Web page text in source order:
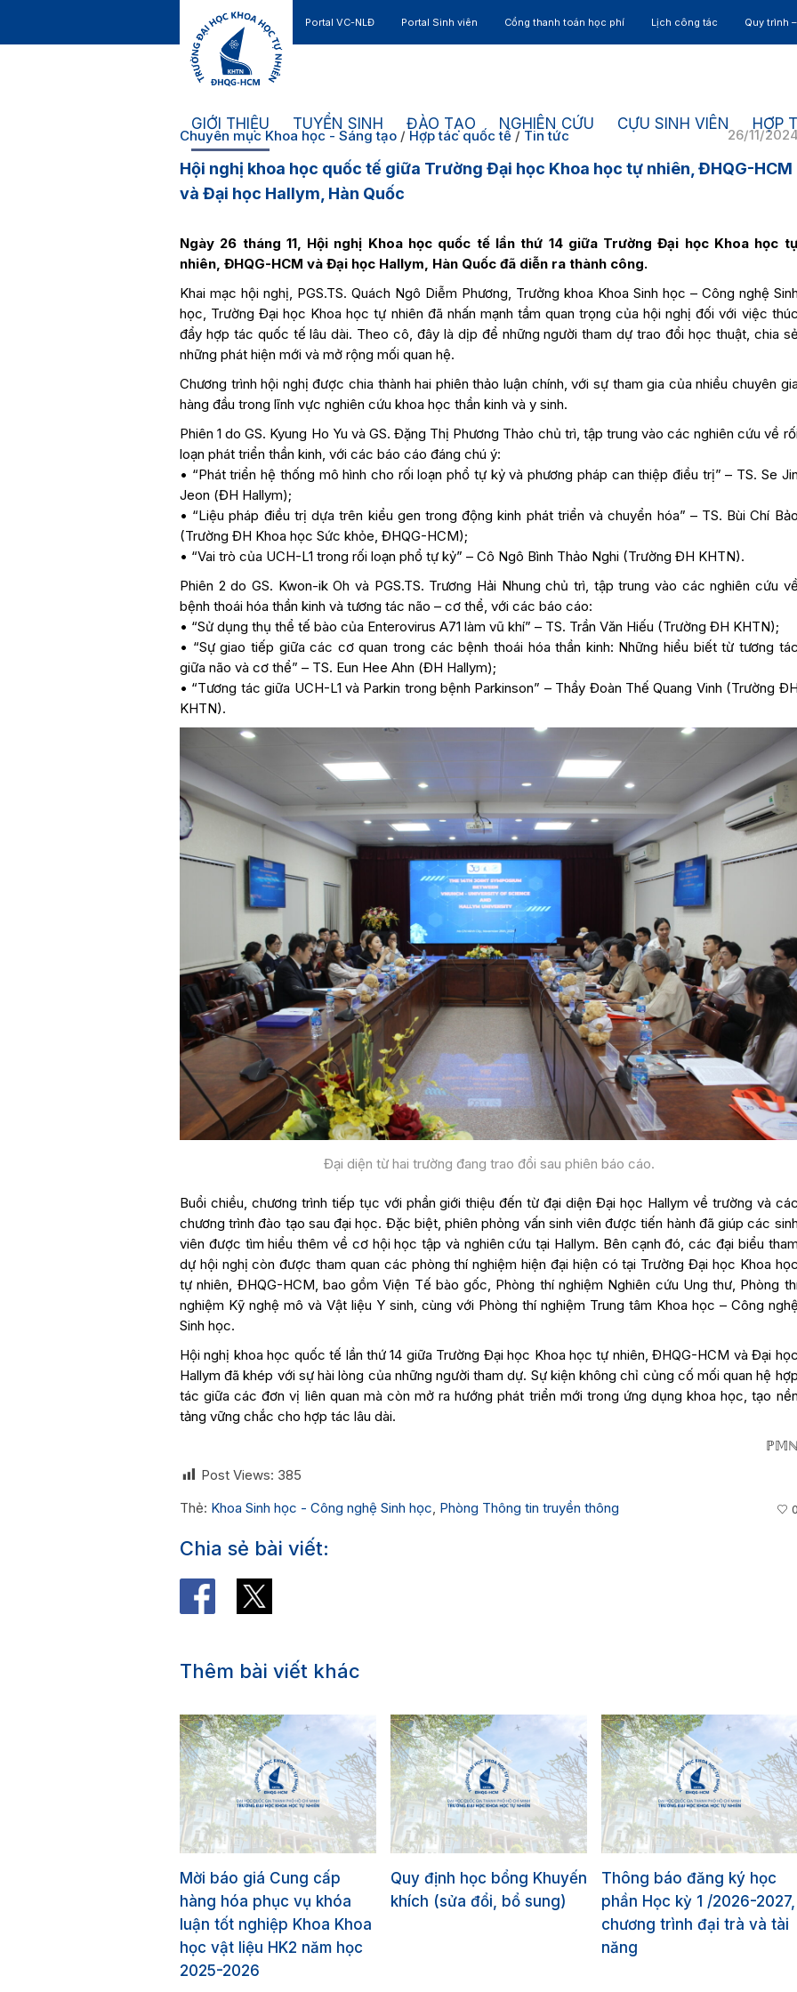
Portal VC-NLĐ Portal Sinh viên Cổng thanh toán học phí Lịch công tác Quy trình
GIỚI THIỆU TUYỂN SINH ĐÀO TẠO NGHIÊN CỨU CỰU SINH VIÊN HỢP
26/11/
Chuyên mục Khoa học - Sáng tạo / Hợp tác quốc tế / Tin tức
Hội nghị khoa học quốc tế giữa Trường Đại học Khoa học tự nhiên, ĐHQG-HCM
và Đại học Hallym, Hàn Quốc
Ngày 26 tháng 11, Hội nghị Khoa học quốc tế lần thứ 14 giữa Trường Đại học Khoa học
nhiên, ĐHQG-HCM và Đại học Hallym, Hàn Quốc đã diễn ra thành công.
Khai mạc hội nghị, PGS.TS. Quách Ngô Diễm Phương, Trưởng khoa Khoa Sinh học – Công nghệ Sinh
học, Trường Đại học Khoa học tự nhiên đã nhấn mạnh tầm quan trọng của hội nghị đối với việc thúc
đẩy hợp tác quốc tế lâu dài. Theo cô, đây là dịp để những người tham dự trao đổi học thuật, chia sẻ
những phát hiện mới và mở rộng mối quan hệ.
Chương trình hội nghị được chia thành hai phiên thảo luận chính, với sự tham gia của nhiều chuyên gia
hàng đầu trong lĩnh vực nghiên cứu khoa học thần kinh và y sinh.
Phiên 1 do GS. Kyung Ho Yu và GS. Đặng Thị Phương Thảo chủ trì, tập trung vào các nghiên cứu về rối
loạn phát triển thần kinh, với các báo cáo đáng chú ý:
• “Phát triển hệ thống mô hình cho rối loạn phổ tự kỷ và phương pháp can thiệp điều trị” – TS. Se Jin
Jeon (ĐH Hallym);
• “Liệu pháp điều trị dựa trên kiểu gen trong động kinh phát triển và chuyển hóa” – TS. Bùi Chí Bảo
(Trường ĐH Khoa học Sức khỏe, ĐHQG-HCM);
• “Vai trò của UCH-L1 trong rối loạn phổ tự kỷ” – Cô Ngô Bình Thảo Nghi (Trường ĐH KHTN).
Phiên 2 do GS. Kwon-ik Oh và PGS.TS. Trương Hải Nhung chủ trì, tập trung vào các nghiên cứu về
bệnh thoái hóa thần kinh và tương tác não – cơ thể, với các báo cáo:
• “Sử dụng thụ thể tế bào của Enterovirus A71 làm vũ khí” – TS. Trần Văn Hiếu (Trường ĐH KHTN);
• “Sự giao tiếp giữa các cơ quan trong các bệnh thoái hóa thần kinh: Những hiểu biết từ tương tác
giữa não và cơ thể” – TS. Eun Hee Ahn (ĐH Hallym);
• “Tương tác giữa UCH-L1 và Parkin trong bệnh Parkinson” – Thầy Đoàn Thế Quang Vinh (Trường ĐH
KHTN).
Đại diện từ hai trường đang trao đổi sau phiên báo cáo.
Buổi chiều, chương trình tiếp tục với phần giới thiệu đến từ đại diệnĐại học Hallym về trường và các
chương trình đào tạo sau đại học. Đặc biệt, phiên phỏng vấn sinh viên được tiến hành đã giúp các sinh
viên được tìm hiểu thêm về cơ hội học tập và nghiên cứu tại Hallym. Bên cạnh đó, các đại biểu tham
dự hội nghị còn được tham quan các phòng thí nghiệm hiện đại hiện có tại Trường Đại học Khoa học
tự nhiên, ĐHQG-HCM, bao gồm Viện Tế bào gốc, Phòng thí nghiệm Nghiên cứu Ung thư, Phòng
nghiệm Kỹ nghệ mô và Vật liệu Y sinh, cùng với Phòng thí nghiệm Trung tâm Khoa học – Công nghệ
Sinh học.
Hội nghị khoa học quốc tế lần thứ 14 giữa Trường Đại học Khoa học tự nhiên, ĐHQG-HCM và Đại học
Hallym đã khép với sự hài lòng của những người tham dự. Sự kiện không chỉ củng cố mối quan hệ hợp
tác giữa các đơn vị liên quan mà còn mở ra hướng phát triển mới trong ứng dụng khoa học, tạo nền
tảng vững chắc cho hợp tác lâu dài.
ℙ𝕄ℕ
Post Views: 385
Thẻ: Khoa Sinh học - Công nghệ Sinh học Phòng Thông tin truyền thông 0
Chia sẻ bài viết:
Thêm bài viết khác
Mời báo giá Cung cấp
hàng hóa phục vụ khóa
luận tốt nghiệp Khoa Khoa
học vật liệu HK2 năm học
2025-2026
Quy định học bổng Khuyến
khích (sửa đổi, bổ sung)
Thông báo đăng ký học
phần Học kỳ 1 /2026-2027,
chương trình đại trà và tài
năng